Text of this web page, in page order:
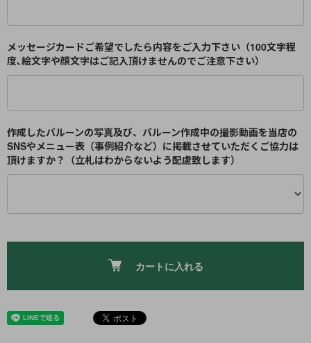
メッセージカードご希望でしたら内容をご入力下さい（100文字程
度､絵文字や顔文字はご記入頂けませんのでご注意下さい）
作成したバルーンの写真及び、バルーン作成中の撮影動画を当店の
SNSやメニュー表（事例紹介など）に掲載させていただくご協力は
頂けますか？（立札はわからないよう配慮致します）
カートに入れる